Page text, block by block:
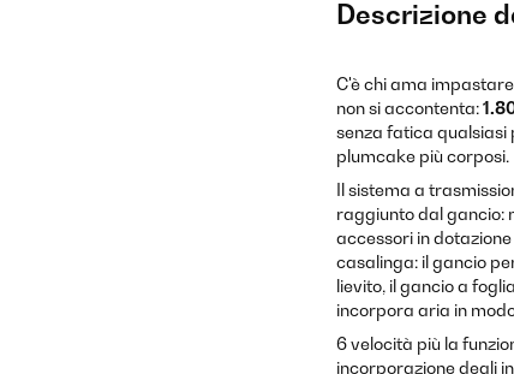
Descrizione
C'è chi ama
non si accontenta:
senza fatica qualsiasi
plumcake più corposi.
Il sistema a
raggiunto dal gancio:
accessori in
casalinga: il gancio
lievito, il gancio a
incorpora aria in
6 velocità più la
incorporazione degli